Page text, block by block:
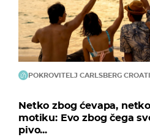
POKROVITELJ CARLSBERG
Netko zbog ćevapa,
motiku: Evo zbog čega
pivo...